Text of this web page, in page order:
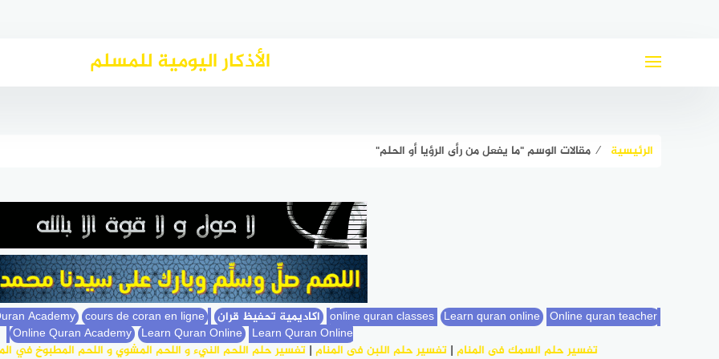
الأذكار اليومية للمسلم
الرئيسية ⁄ مقالات الوسم "ما يفعل من رأى الرؤيا أو الحلم"
online quran classes
Learn quran online Online quran teacher اكاديمية تحفيظ قران Online Quran Academy
Academycours de coran en ligne
Online Quran AcademyLearn Quran Online Learn Quran Online
تفسير حلم السمك فى المنام |تفسير حلم اللبن فى المنام |تفسير حلم اللحم النيء و اللحم المشوي و اللحم المطبوخ في المنام |